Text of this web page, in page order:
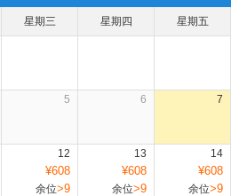
星期三 星期四 星期五
5 6 7
12
¥608
余位>9
13
¥608
余位>9
14
¥608
余位>9